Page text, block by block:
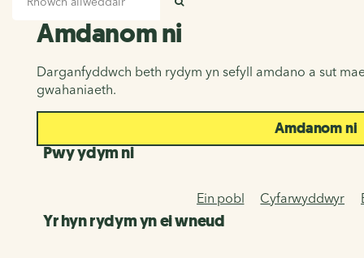
Amdanom ni
Amdanom ni
Darganfyddwch beth rydym yn sefyll amdano a sut
gwahaniaeth.
Amdanom ni
Pwy ydym ni
Ein pobl Cyfarwyddwyr
Yr hyn rydym yn ei wneud